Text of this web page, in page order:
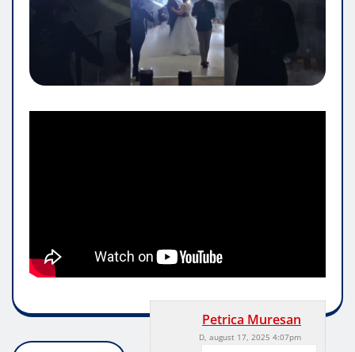
Petrica Muresan
D, august 17, 2025 4:07pm